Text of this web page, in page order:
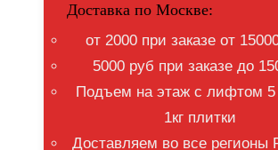
Доставка по Москве:
от 2000 при заказе от
5000 руб при заказе до
Подъем на этаж с лифтом 5
1кг плитки
Доставляем во все регионы